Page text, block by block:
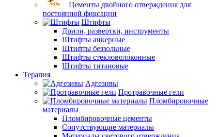
Цементы двойного отверждения для
постоянной фиксации
Штифты
Дрили, развертки, инструменты
Штифты анкерные
Штифты беззольные
Штифты стекловолоконные
Штифты титановые
Терапия
Адгезивы
Протравочные гели
Пломбировочные
материалы
Пломбировочные цементы
Сопутствующие материалы